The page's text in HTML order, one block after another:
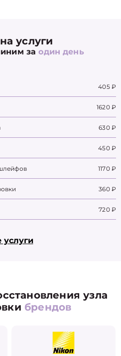
услуги
заодин день
405 ₽
1620 ₽
630 ₽
450 ₽
1170 ₽
360 ₽
720 ₽
услуги
узла
брендов